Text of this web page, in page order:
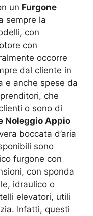
un Furgone
sempre la
con
con
occorre
dal cliente in
e anche spese da
che
o sono di
Noleggio Appio
boccata d’aria
sono
furgone con
con sponda
idraulico o
elevatori, utili
Infatti, questi